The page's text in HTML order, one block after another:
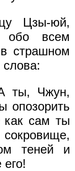
Цзы-юй,
обо всем
страшном
слова:
ты, Чжун,
опозорить
сам ты
сокровище,
теней и